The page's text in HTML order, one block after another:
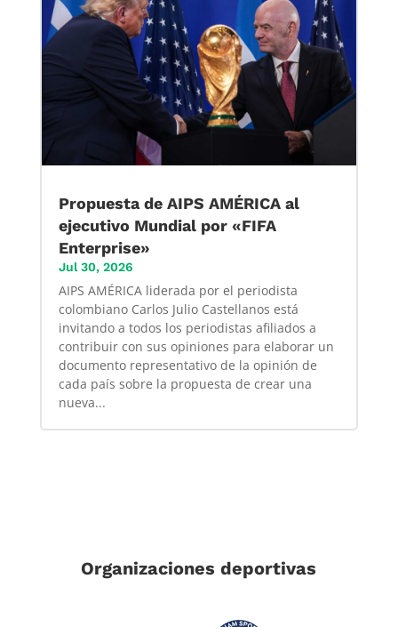
Propuesta de AIPS AMÉRICA al
ejecutivo Mundial por «FIFA
Enterprise»
Jul 30, 2026
AIPS AMÉRICA liderada por el periodista
colombiano Carlos Julio Castellanos está
invitando a todos los periodistas afiliados a
contribuir con sus opiniones para elaborar un
documento representativo de la opinión de
cada país sobre la propuesta de crear una
nueva...
Organizaciones deportivas